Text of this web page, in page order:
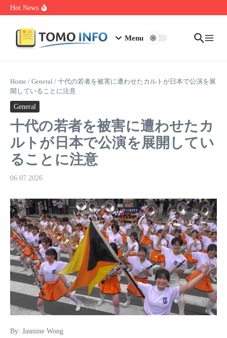
Skip to content
Hot News
Nakrutka Instagram Like: Why Free Offers Cost You More Later
Menu
Home / General / 十代の若者を被害に遭わせたカルトが日本で公演を展
開していることに注意
General
十代の若者を被害に遭わせたカ
ルトが日本で公演を展開してい
ることに注意
06.07.2026
By: Jasmine Wong